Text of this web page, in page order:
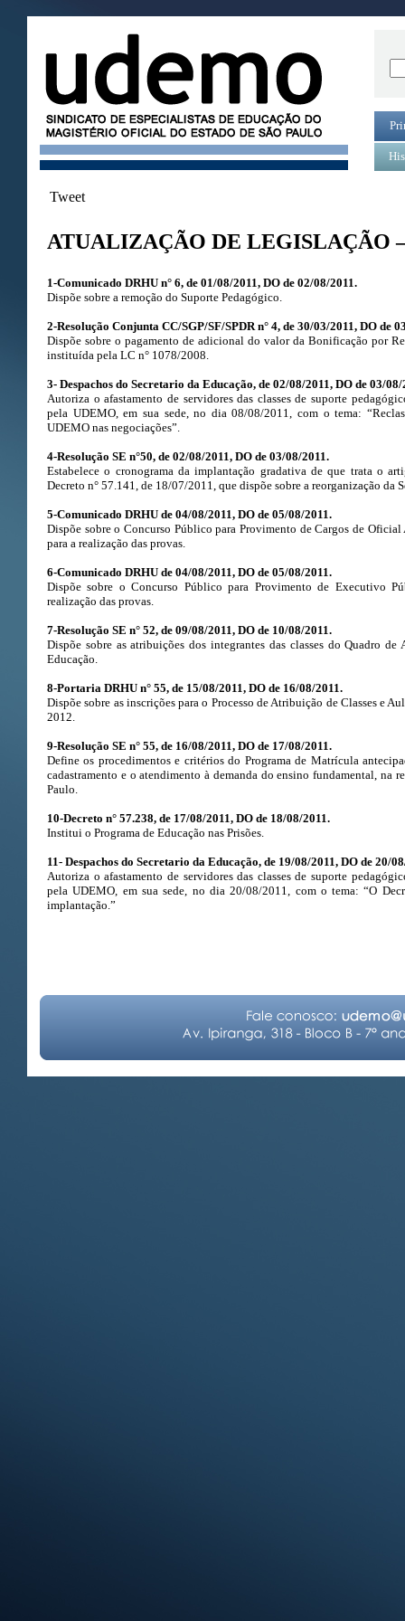
Tweet
ATUALIZAÇÃO DE LEGISLAÇÃO
1-Comunicado DRHU n° 6, de 01/08/2011, DO de 02/08/2011.
Dispõe sobre a remoção do Suporte Pedagógico.
2-Resolução Conjunta CC/SGP/SF/SPDR n° 4, de 30/03/2011, DO de
Dispõe sobre o pagamento de adicional do valor da Bonificação por
instituída pela LC n° 1078/2008.
3- Despachos do Secretario da Educação, de 02/08/2011, DO de 03/08/
Autoriza o afastamento de servidores das classes de suporte
pela UDEMO, em sua sede, no dia 08/08/2011, com o tema:
UDEMO nas negociações”.
4-Resolução SE n°50, de 02/08/2011, DO de 03/08/2011.
Estabelece o cronograma da implantação gradativa de que trata o
Decreto n° 57.141, de 18/07/2011, que dispõe sobre a reorganização da
5-Comunicado DRHU de 04/08/2011, DO de 05/08/2011.
Dispõe sobre o Concurso Público para Provimento de Cargos de
para a realização das provas.
6-Comunicado DRHU de 04/08/2011, DO de 05/08/2011.
Dispõe sobre o Concurso Público para Provimento de Executivo
realização das provas.
7-Resolução SE n° 52, de 09/08/2011, DO de 10/08/2011.
Dispõe sobre as atribuições dos integrantes das classes do Quadro
Educação.
8-Portaria DRHU n° 55, de 15/08/2011, DO de 16/08/2011.
Dispõe sobre as inscrições para o Processo de Atribuição de Classes e
2012.
9-Resolução SE n° 55, de 16/08/2011, DO de 17/08/2011.
Define os procedimentos e critérios do Programa de Matrícula
cadastramento e o atendimento à demanda do ensino fundamental, na
Paulo.
10-Decreto n° 57.238, de 17/08/2011, DO de 18/08/2011.
Institui o Programa de Educação nas Prisões.
11- Despachos do Secretario da Educação, de 19/08/2011, DO de 20/
Autoriza o afastamento de servidores das classes de suporte
pela UDEMO, em sua sede, no dia 20/08/2011, com o tema: “O
implantação.”